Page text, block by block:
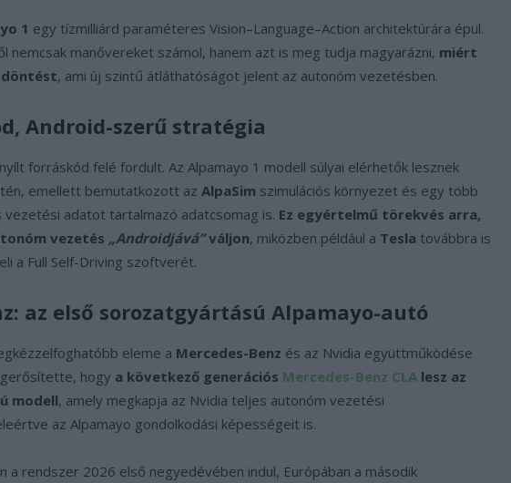
1 egy tízmilliárd paraméteres Vision–Language–Action architektúrára épül.
nemcsak manővereket számol, hanem azt is meg tudja magyarázni, miért
, ami új szintű átláthatóságot jelent az autonóm vezetésben.
Android-szerű stratégia
forráskód felé fordult. Az Alpamayo 1 modell súlyai elérhetők lesznek
emellett bemutatkozott az AlpaSim szimulációs környezet és egy több
vezetési adatot tartalmazó adatcsomag is. Ez egyértelmű törekvés arra,
vezetés „Androidjává”váljon, miközben például a Tesla továbbra is
a Full Self-Driving szoftverét.
az első sorozatgyártású Alpamayo-autó
eleme a Mercedes-Benz és az Nvidia együttműködése
hogy a következő generációs Mercedes-Benz CLA lesz az
modell, amely megkapja az Nvidia teljes autonóm vezetési
az Alpamayo gondolkodási képességeit is.
a rendszer 2026 első negyedévében indul, Európában a második